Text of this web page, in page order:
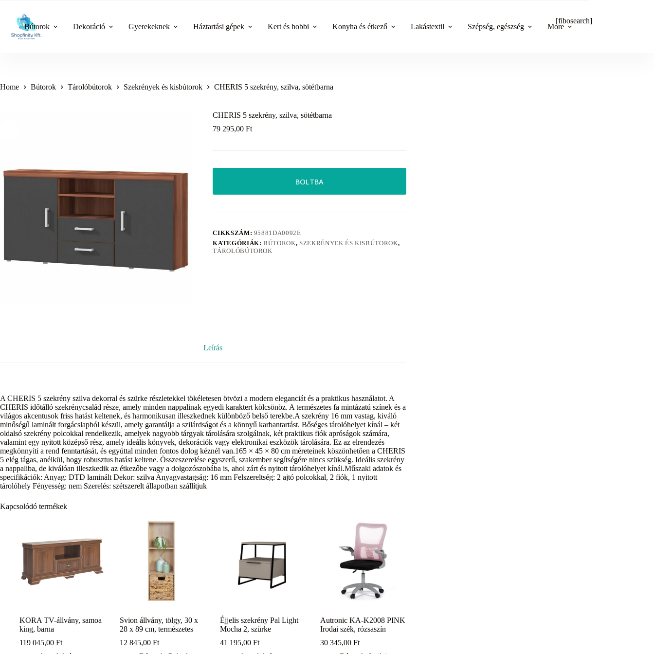
content
Bútorok Dekoráció Gyerekeknek Háztartási gépek Kert és hobbi Konyha és étkező Lakástextil Szépség, egészség More
[fibosearch]
Home Bútorok Tárolóbútorok Szekrények és kisbútorok CHERIS 5 szekrény, szilva, sötétbarna
CHERIS 5 szekrény, szilva, sötétbarna
79 295,00Ft
BOLTBA
CIKKSZÁM: 95881DA0092E
KATEGÓRIÁK:BÚTOROK, SZEKRÉNYEK ÉS KISBÚTOROK,
TÁROLÓBÚTOROK
Leírás
A CHERIS 5 szekrény szilva dekorral és szürke részletekkel tökéletesen ötvözi a modern eleganciát és a praktikus használatot. A
CHERIS időtálló szekrénycsalád része, amely minden nappalinak egyedi karaktert kölcsönöz. A természetes fa mintázatú színek és a
világos akcentusok friss hatást keltenek, és harmonikusan illeszkednek különböző belső terekbe.A szekrény 16 mm vastag, kiváló
minőségű laminált forgácslapból készül, amely garantálja a szilárdságot és a könnyű karbantartást. Bőséges tárolóhelyet kínál – két
oldalsó szekrény polcokkal rendelkezik, amelyek nagyobb tárgyak tárolására szolgálnak, két praktikus fiók apróságok számára,
valamint egy nyitott középső rész, amely ideális könyvek, dekorációk vagy elektronikai eszközök tárolására. Ez az elrendezés
megkönnyíti a rend fenntartását, és egyúttal minden fontos dolog kéznél van.165 × 45 × 80 cm méreteinek köszönhetően a CHERIS
5 elég tágas, anélkül, hogy robusztus hatást keltene. Összeszerelése egyszerű, szakember segítségére nincs szükség. Ideális szekrény
a nappaliba, de kiválóan illeszkedik az étkezőbe vagy a dolgozószobába is, ahol zárt és nyitott tárolóhelyet kínál.Műszaki adatok és
specifikációk: Anyag: DTD laminált Dekor: szilva Anyagvastagság: 16 mm Felszereltség: 2 ajtó polcokkal, 2 fiók, 1 nyitott
tárolóhely Fényesség: nem Szerelés: szétszerelt állapotban szállítjuk
Kapcsolódó termékek
KORA TV-állvány, samoa
king, barna
119 045,00 Ft
Svion állvány, tölgy, 30 x
28 x 89 cm, természetes
12 845,00Ft
Éjjelis szekrény Pal Light
Mocha 2, szürke
41 195,00Ft
Autronic KA-K2008 PINK
Irodai szék, rózsaszín
30 345,00Ft